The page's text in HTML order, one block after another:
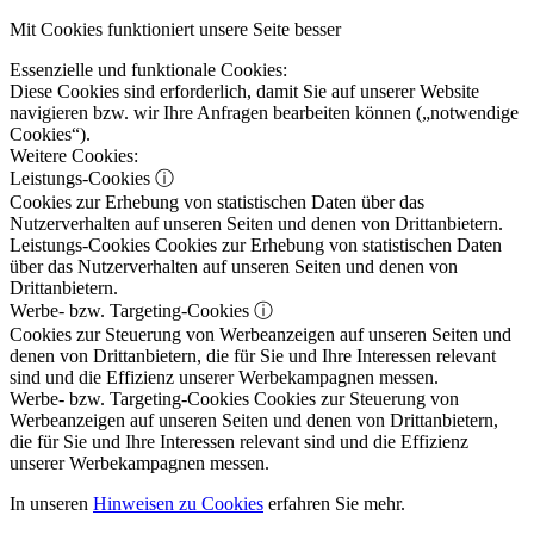
Mit Cookies funktioniert unsere Seite besser
Essenzielle und funktionale Cookies:
Diese Cookies sind erforderlich, damit Sie auf unserer Website
navigieren bzw. wir Ihre Anfragen bearbeiten können („notwendige
Cookies“).
Weitere Cookies:
Leistungs-Cookies ⓘ
Cookies zur Erhebung von statistischen Daten über das
Nutzerverhalten auf unseren Seiten und denen von Drittanbietern.
Leistungs-Cookies Cookies zur Erhebung von statistischen Daten
über das Nutzerverhalten auf unseren Seiten und denen von
Drittanbietern.
Werbe- bzw. Targeting-Cookies ⓘ
Cookies zur Steuerung von Werbeanzeigen auf unseren Seiten und
denen von Drittanbietern, die für Sie und Ihre Interessen relevant
sind und die Effizienz unserer Werbekampagnen messen.
Werbe- bzw. Targeting-Cookies Cookies zur Steuerung von
Werbeanzeigen auf unseren Seiten und denen von Drittanbietern,
die für Sie und Ihre Interessen relevant sind und die Effizienz
unserer Werbekampagnen messen.
In unseren Hinweisen zu Cookies erfahren Sie mehr.